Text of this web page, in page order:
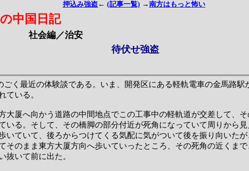
押込み強盗 ← (記事一覧) → 南方はもっと怖い
中国日記
社会編／治安
待伏せ強盗
ごく最近の体験談である。いま、開発区にある軽軌電車の金馬路駅
ている。
大厦へ向かう道路の中間地点でこの工事中の軽軌道が交差して、
いる。そして、その橋脚の部分付近が死角になっていて周りから
いていて、後ろからつけてくる気配に気がついて後を振り向いた
そのまま東方大厦方向へ歩いていったところ、その死角の近くま
抜いて前に出た。